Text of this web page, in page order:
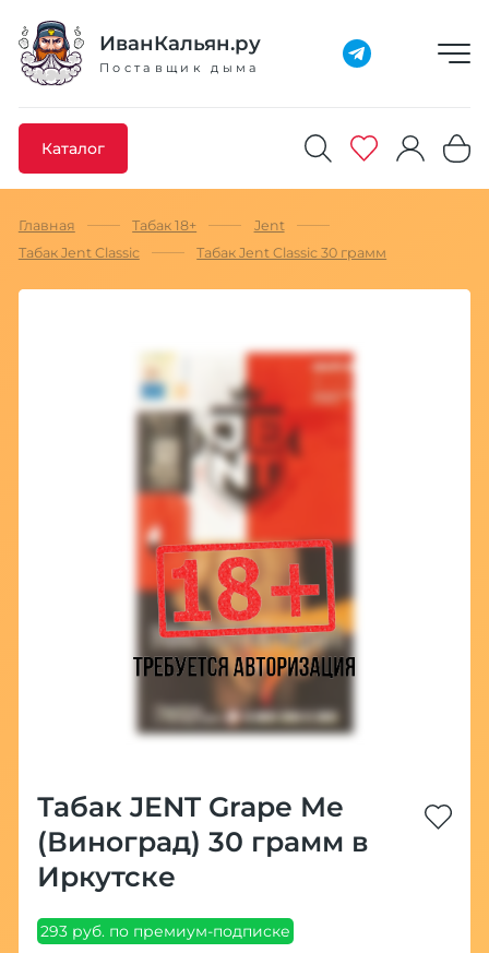
ИванКальян.ру
Поставщик дыма
Каталог
Добавлено максимальное кол-во товара
Главная Табак 18+
Jent
Табак Jent Classic
Табак Jent Classic 30 грамм
Табак JENT Grape Me
(Виноград) 30 грамм в
Иркутске
293 руб. по премиум-подписке